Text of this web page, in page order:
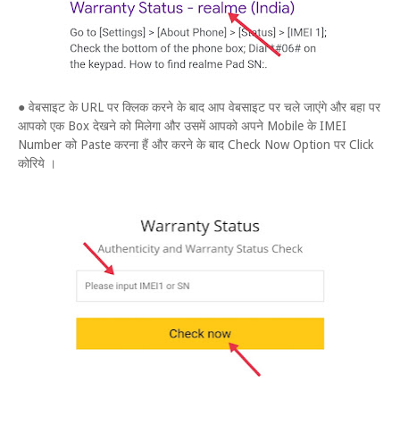
● वेबसाइट के URL पर क्लिक करने के बाद आप वेबसाइट पर चले जाएंगे और बहा पर
आपको एक Box देखने को मिलेगा और उसमें आपको अपने Mobile के IMEI
Number को Paste करना हैं और करने के बाद Check Now Option पर Click
कोरिये ।